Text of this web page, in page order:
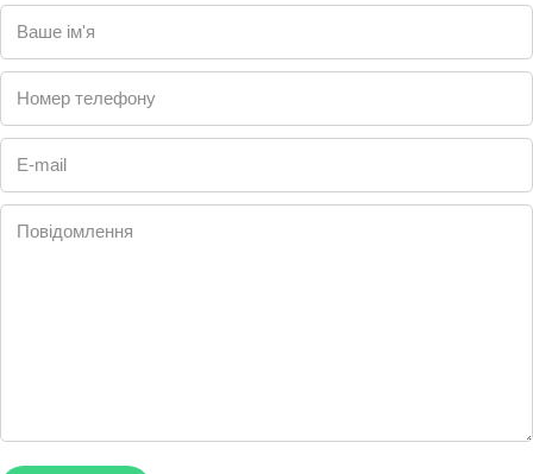
Ваше ім'я
Номер телефону
E-mail
Повідомлення